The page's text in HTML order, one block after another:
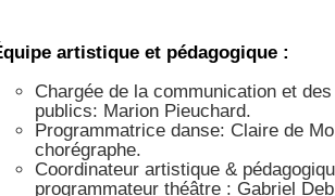
artistique et pédagogique :
Chargée de la communication et
publics: Marion Pieuchard.
Programmatrice danse: Claire de
chorégraphe.
Coordinateur artistique &
programmateur théâtre : Gabriel